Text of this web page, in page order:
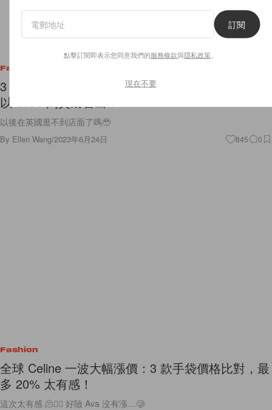
Fashion
3 年內第二次宣告破產，英國小碎花 Cath Kidston
以 £850 萬英鎊售出！
以後在英國逛不到店面了嗎🥹
By Ellen Wang/2023年6月24日 845 0
Fashion
全球 Celine 一波大幅漲價：3 款手袋價格比對，最
多 20% 太有感！
這次太有感 🫠😵‍💫 好險 Ava 沒有漲…🥲
訂閱
點擊訂閱即表示您同意我們的服務條款與隱私政策
現在不要